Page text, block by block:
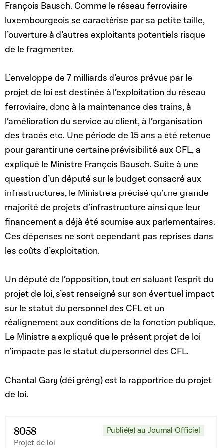
François Bausch. Comme le réseau ferroviaire
luxembourgeois se caractérise par sa petite taille,
l’ouverture à d’autres exploitants potentiels risque
de le fragmenter.
L’enveloppe de 7 milliards d’euros prévue par le
projet de loi est destinée à l’exploitation du réseau
ferroviaire, donc à la maintenance des trains, à
l’amélioration du service au client, à l’organisation
des tracés etc. Une période de 15 ans a été retenue
pour garantir une certaine prévisibilité aux CFL, a
expliqué le Ministre François Bausch. Suite à une
question d’un député sur le budget consacré aux
infrastructures, le Ministre a précisé qu’une grande
majorité de projets d’infrastructure ainsi que leur
financement a déjà été soumise aux parlementaires.
Ces dépenses ne sont cependant pas reprises dans
les coûts d’exploitation.
Un député de l’opposition, tout en saluant l’esprit du
projet de loi, s’est renseigné sur son éventuel impact
sur le statut du personnel des CFL et un
réalignement aux conditions de la fonction publique.
Le Ministre a expliqué que le présent projet de loi
n’impacte pas le statut du personnel des CFL.
Chantal Gary (déi gréng) est la rapportrice du projet
de loi.
8058
Projet de loi
Publié(e) au Journal Officiel